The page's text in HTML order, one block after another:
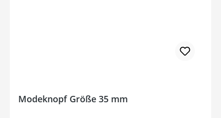
Modeknopf Größe 35 mm